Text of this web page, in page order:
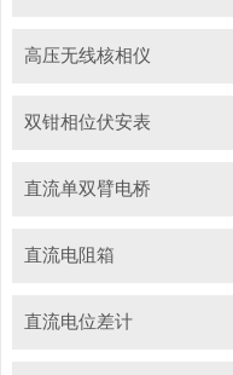
高压无线核相仪
双钳相位伏安表
直流单双臂电桥
直流电阻箱
直流电位差计